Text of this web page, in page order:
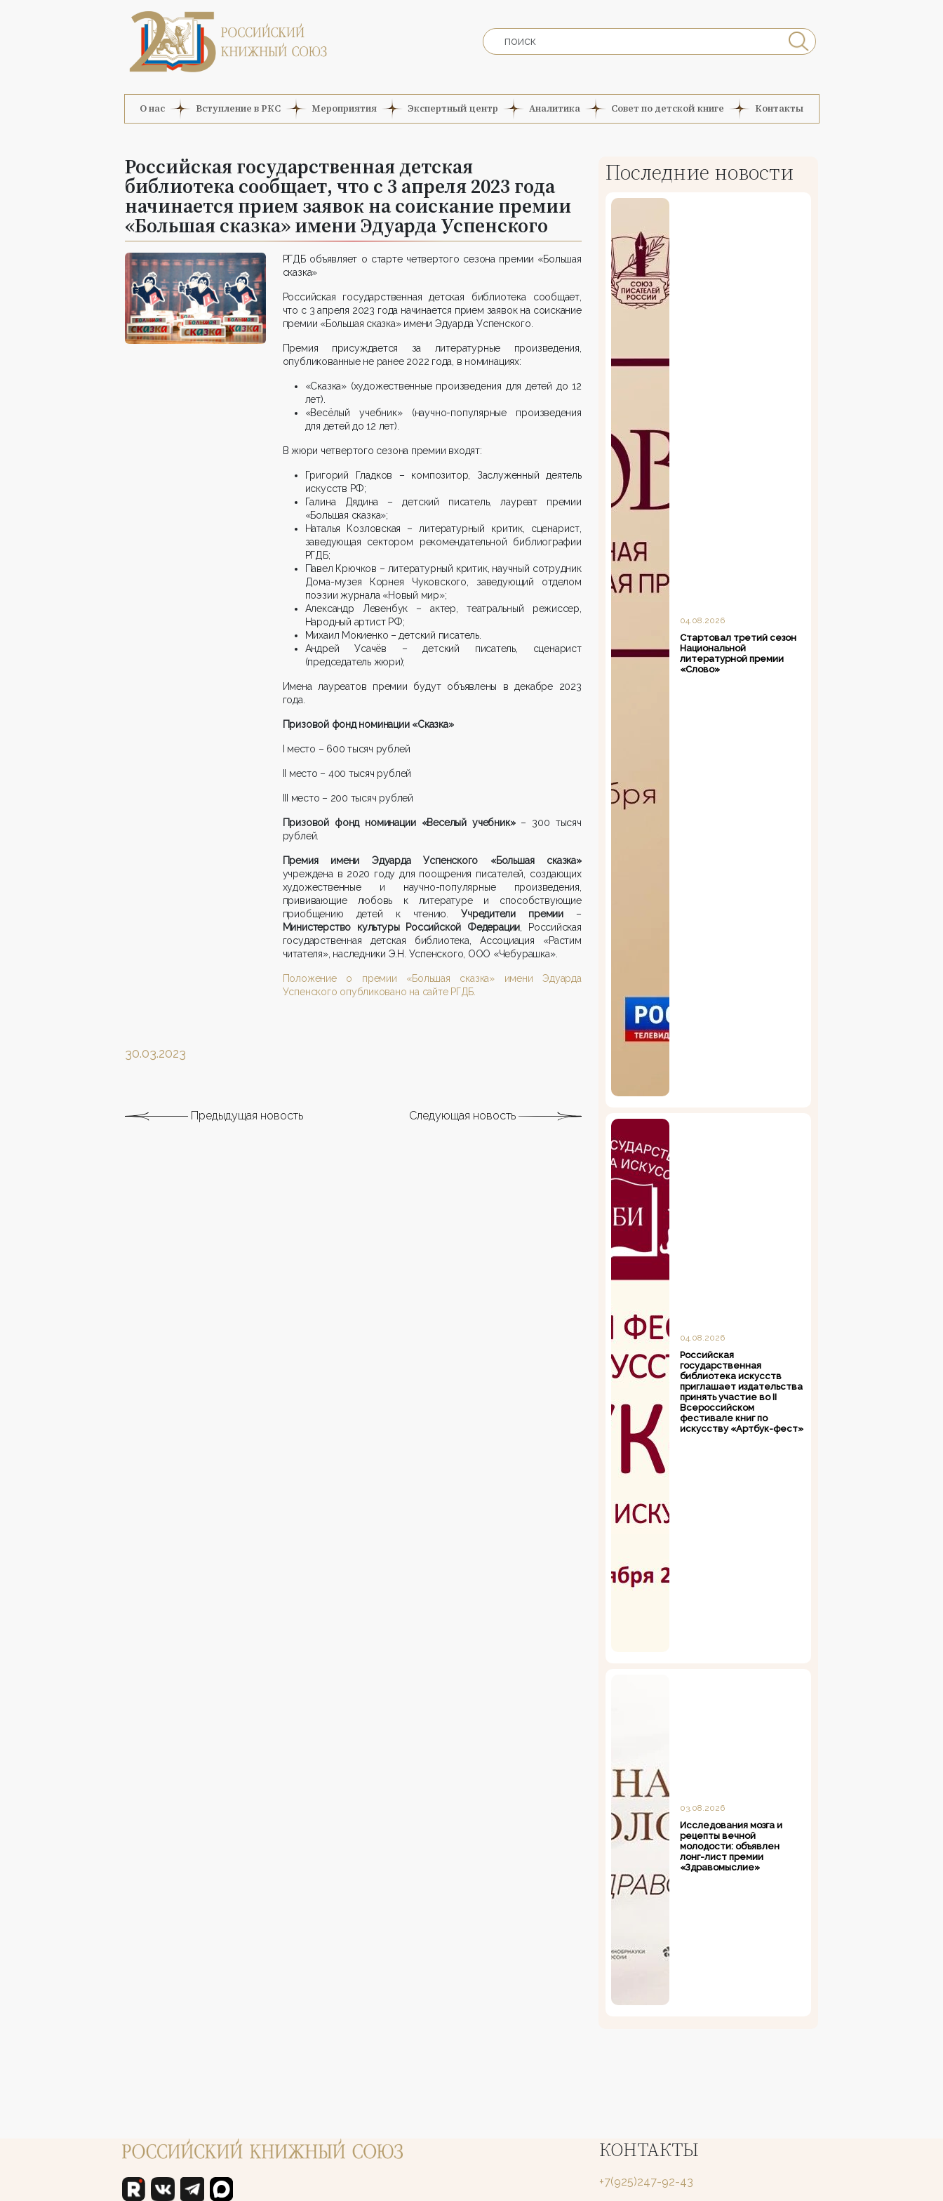
О нас Вступление в РКС Мероприятия Экспертный центр Аналитика Совет по детской книге Контакты
Российская государственная детская
библиотека сообщает, что с 3 апреля 2023 года
начинается прием заявок на соискание премии
«Большая сказка» имени Эдуарда Успенского
РГДБ объявляет о старте четвертого сезона премии «Большая
сказка»
Российская государственная детская библиотека сообщает,
что с 3 апреля 2023 года начинается прием заявок на соискание
премии «Большая сказка» имени Эдуарда Успенского.
Премия присуждается за литературные произведения,
опубликованные не ранее 2022 года, в номинациях:
«Сказка» (художественные произведения для детей до 12
лет).
«Весёлый учебник» (научно-популярные произведения
для детей до 12 лет).
В жюри четвертого сезона премии входят:
Григорий Гладков – композитор, Заслуженный деятель
искусств РФ;
Галина Дядина – детский писатель, лауреат премии
«Большая сказка»;
Наталья Козловская – литературный критик, сценарист,
заведующая сектором рекомендательной библиографии
РГДБ;
Павел Крючков – литературный критик, научный сотрудник
Дома-музея Корнея Чуковского, заведующий отделом
поэзии журнала «Новый мир»;
Александр Левенбук – актер, театральный режиссер,
Народный артист РФ;
Михаил Мокиенко – детский писатель.
Андрей Усачёв – детский писатель, сценарист
(председатель жюри);
Имена лауреатов премии будут объявлены в декабре 2023
года.
Призовой фонд номинации «Сказка»
I место – 600 тысяч рублей
II место – 400 тысяч рублей
III место – 200 тысяч рублей
Призовой фонд номинации «Веселый учебник» – 300 тысяч
рублей.
Премия имени Эдуарда Успенского «Большая сказка»
учреждена в 2020 году для поощрения писателей, создающих
художественные и научно-популярные произведения,
прививающие любовь к литературе и способствующие
приобщению детей к чтению.Учредители премии–
Министерство культуры Российской Федерации , Российская
государственная детская библиотека, Ассоциация «Растим
читателя», наследники Э.Н. Успенского, ООО «Чебурашка».
Положение о премии «Большая сказка» имени Эдуарда
Успенского опубликовано на сайте РГДБ.
30.03.2023
Предыдущая новость Следующая новость
Последние новости
04.08.2026
Стартовал третий сезон
Национальной
литературной премии
«Слово»
04.08.2026
Российская
государственная
библиотека искусств
приглашает издательства
принять участие во II
Всероссийском
фестивале книг по
искусству «Артбук-фест»
03.08.2026
Исследования мозга и
рецепты вечной
молодости: объявлен
лонг-лист премии
«Здравомыслие»
КОНТАКТЫ
+7(925)247-92-43